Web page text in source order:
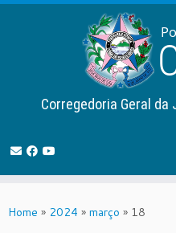
to
Corregedoria Geral
Home » 2024 » março » 18